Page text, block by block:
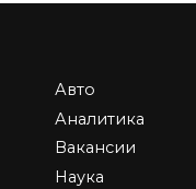
Авто
Аналитика
Вакансии
Наука